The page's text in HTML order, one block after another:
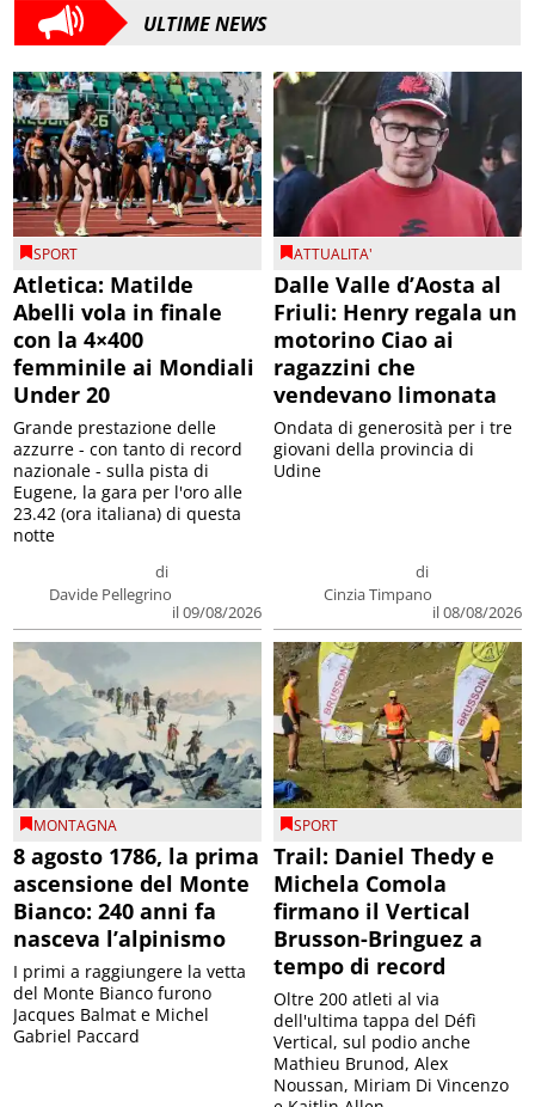
ULTIME NEWS
SPORT
Atletica: Matilde
Abelli vola in finale
con la 4×400
femminile ai Mondiali
Under 20
di
Davide Pellegrino
il 09/08/2026
Grande prestazione delle
azzurre - con tanto di record
nazionale - sulla pista di
Eugene, la gara per l'oro alle
23.42 (ora italiana) di questa
notte
ATTUALITA'
Dalle Valle d’Aosta al
Friuli: Henry regala un
motorino Ciao ai
ragazzini che
vendevano limonata
di
Cinzia Timpano
il 08/08/2026
Ondata di generosità per i tre
giovani della provincia di
Udine
MONTAGNA
8 agosto 1786, la prima
ascensione del Monte
Bianco: 240 anni fa
nasceva l’alpinismo
I primi a raggiungere la vetta
del Monte Bianco furono
Jacques Balmat e Michel
Gabriel Paccard
SPORT
Trail: Daniel Thedy e
Michela Comola
firmano il Vertical
Brusson-Bringuez a
tempo di record
Oltre 200 atleti al via
dell'ultima tappa del Défì
Vertical, sul podio anche
Mathieu Brunod, Alex
Noussan, Miriam Di Vincenzo